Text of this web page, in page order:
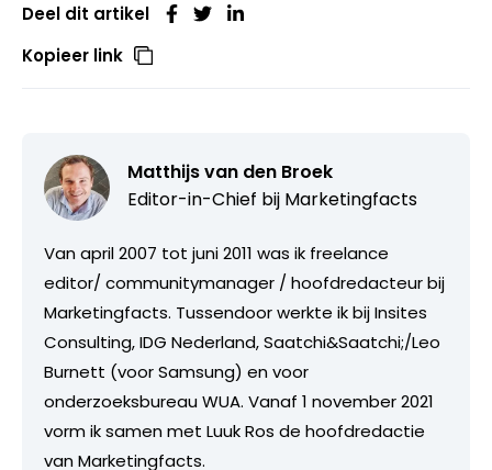
Deel dit artikel
Kopieer link
Matthijs van den Broek
Editor-in-Chief bij Marketingfacts
Van april 2007 tot juni 2011 was ik freelance
editor/ communitymanager / hoofdredacteur bij
Marketingfacts. Tussendoor werkte ik bij Insites
Consulting, IDG Nederland, Saatchi&Saatchi;/Leo
Burnett (voor Samsung) en voor
onderzoeksbureau WUA. Vanaf 1 november 2021
vorm ik samen met Luuk Ros de hoofdredactie
van Marketingfacts.